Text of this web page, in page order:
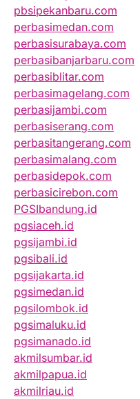
pbsipekanbaru.com
perbasimedan.com
perbasisurabaya.com
perbasibanjarbaru.com
perbasiblitar.com
perbasimagelang.com
perbasijambi.com
perbasiserang.com
perbasitangerang.com
perbasimalang.com
perbasidepok.com
perbasicirebon.com
PGSIbandung.id
pgsiaceh.id
pgsijambi.id
pgsibali.id
pgsijakarta.id
pgsimedan.id
pgsilombok.id
pgsimaluku.id
pgsimanado.id
akmilsumbar.id
akmilpapua.id
akmilriau.id